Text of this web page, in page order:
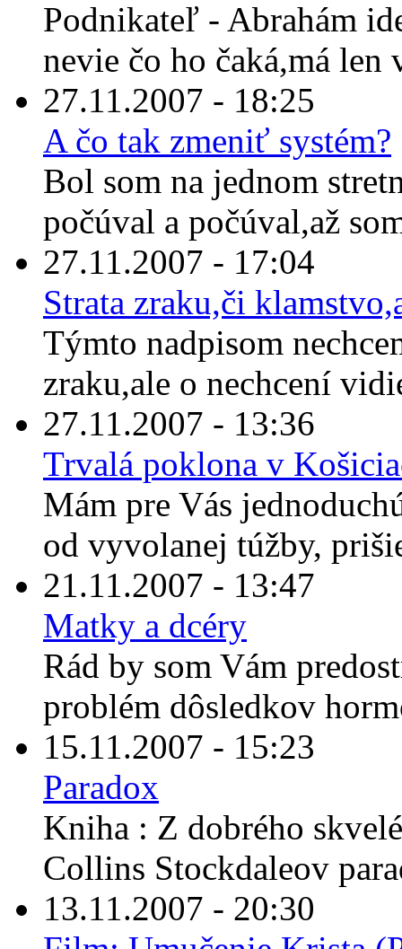
Podnikateľ - Abrahám
nevie čo ho čaká,má
27.11.2007 - 18:25
A čo tak zmeniť systém?
Bol som na jednom
počúval a počúval,až
27.11.2007 - 17:04
Strata zraku,či
Týmto nadpisom
zraku,ale o nechcení
27.11.2007 - 13:36
Trvalá poklona v
Mám pre Vás
od vyvolanej túžby,
21.11.2007 - 13:47
Matky a dcéry
Rád by som Vám
problém dôsledkov
15.11.2007 - 15:23
Paradox
Kniha : Z dobrého
Collins Stockdaleov
13.11.2007 - 20:30